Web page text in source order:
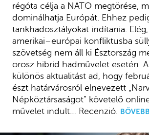
régóta célja a NATO megtörése,
dominálhatja Európát. Ehhez
tankhadosztályokat indítania.
amerikai–európai konfliktusba
szövetség nem áll ki Észtország
orosz hibrid hadművelet esetén.
különös aktualitást ad, hogy
észt határvárosról elnevezett
Népköztársaságot” követelő
művelet indult… Recenzió.